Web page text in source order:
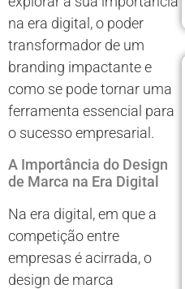
na era digital, o poder
transformador de um
branding impactante e
como se pode tornar uma
ferramenta essencial para
o sucesso empresarial.
A Importância do Design
de Marca na Era Digital
Na era digital, em que a
competição entre
empresas é acirrada, o
design de marca